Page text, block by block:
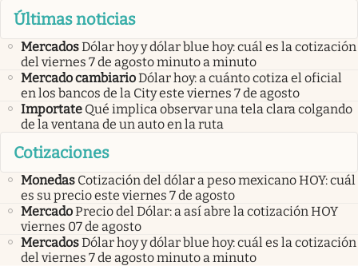
Últimas noticias
MercadosDólar hoy y dólar blue hoy: cuál es la cotización
del viernes 7 de agosto minuto a minuto
Mercado cambiarioDólar hoy: a cuánto cotiza el oficial
en los bancos de la City este viernes 7 de agosto
Importate Qué implica observar una tela clara colgando
de la ventana de un auto en la ruta
Cotizaciones
Monedas Cotización del dólar a peso mexicano HOY: cuál
es su precio este viernes 7 de agosto
MercadoPrecio del Dólar: a así abre la cotización HOY
viernes 07 de agosto
MercadosDólar hoy y dólar blue hoy: cuál es la cotización
del viernes 7 de agosto minuto a minuto